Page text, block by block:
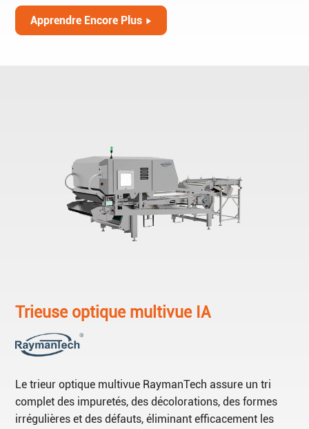
Apprendre Encore Plus
Trieuse optique multivue IA
Le trieur optique multivue RaymanTech assure un tri
complet des impuretés, des décolorations, des formes
irrégulières et des défauts, éliminant efficacement les